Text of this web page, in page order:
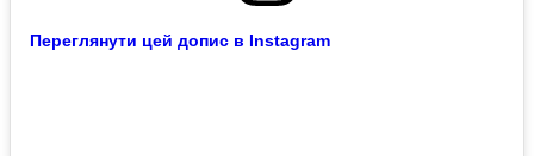
Переглянути цей допис в Instagram